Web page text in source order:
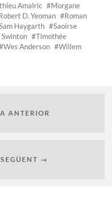
Amalric
Morgane
D. Yeoman
Roman
Haygarth
Saoirse
Timothée
Wes Anderson
Willem
ANTERIOR
→